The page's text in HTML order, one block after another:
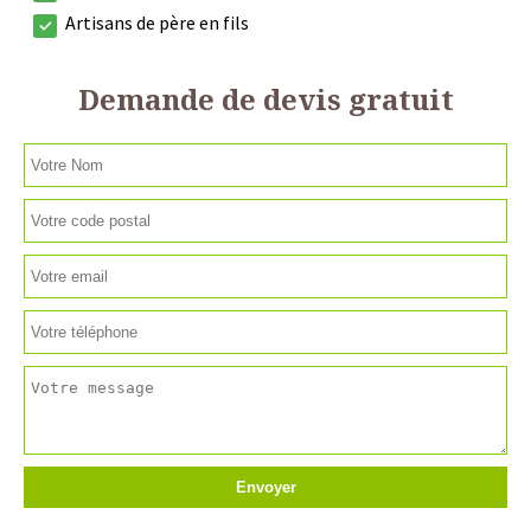
Artisans de père en fils
Demande de devis gratuit